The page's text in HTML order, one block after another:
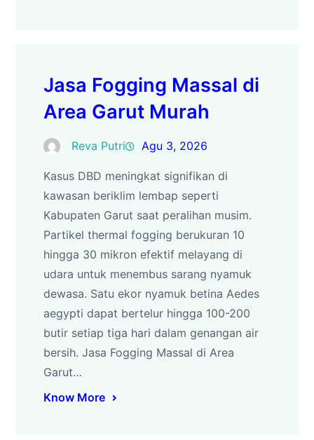
Jasa Fogging Massal di
Area Garut Murah
Reva Putri Agu 3, 2026
Kasus DBD meningkat signifikan di
kawasan beriklim lembap seperti
Kabupaten Garut saat peralihan musim.
Partikel thermal fogging berukuran 10
hingga 30 mikron efektif melayang di
udara untuk menembus sarang nyamuk
dewasa. Satu ekor nyamuk betina Aedes
aegypti dapat bertelur hingga 100-200
butir setiap tiga hari dalam genangan air
bersih. Jasa Fogging Massal di Area
Garut…
Know More